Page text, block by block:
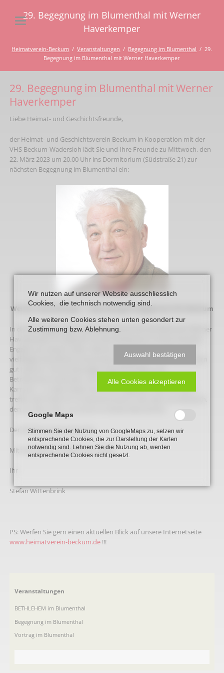
29. Begegnung im Blumenthal mit Werner
Haverkemper
Heimatverein-Beckum Veranstaltungen Begegnung im Blumenthal
29.
Begegnung im Blumenthal mit Werner Haverkemper
29. Begegnung im Blumenthal mit Werner
Haverkemper
Liebe Heimat- und Geschichtsfreunde,
der Heimat- und Geschichtsverein Beckum in Kooperation mit der
VHS Beckum-Wadersloh lädt Sie und Ihre Freunde zu Mittwoch, den
22. März 2023 um 20.00 Uhr ins Dormitorium (Südstraße 21) zur
nächsten Begegnung im Blumenthal ein:
Werner Haverkemper – lebenslanges Engagement für Beckum
In der 29. Begegnung im Blumenthal berichtet der Beckumer Werner
Haverkemper im Gespräch mit der Moderatorin Christa Paschert-
Engelke aus seinem Leben. Werner Haverkemper ist durch sein
vielfältiges berufliches und privates Engagement vielen Beckumern
gut bekannt. Ob als ehemaliger Gewerkschaftler und
Betriebsratsvorsitzender, als Politiker im Rat oder als Prinz im
Karneval – in vielen Rollen hat er sich eingesetzt. Wer ihn heute
treffen will, findet ihn im Zementmuseum oder eben am Mittwoch,
den 22. März 2023, um 20 Uhr im Kloster Blumenthal.
Der Eintritt ist wie immer frei.
Mit freundlichen Grüßen aus Holter,
Ihr
Stefan Wittenbrink
PS: Werfen Sie gern einen aktuellen Blick auf unsere Internetseite
www.heimatverein-beckum.de!!!
Navigation
Veranstaltungen
BETHLEHEM im Blumenthal
Begegnung im Blumenthal
Vortrag im Blumenthal
Wir nutzen auf unserer Website ausschliesslich
Cookies, die technisch notwendig sind.
Alle weiteren Cookies stehen unten gesondert zur
Zustimmung bzw. Ablehnung.
Auswahl bestätigen
Alle Cookies akzeptieren
Google Maps
Stimmen Sie der Nutzung von GoogleMaps zu, setzen wir
entsprechende Cookies, die zur Darstellung der Karten
notwendig sind. Lehnen Sie die Nutzung ab, werden
entsprechende Cookies nicht gesetzt.